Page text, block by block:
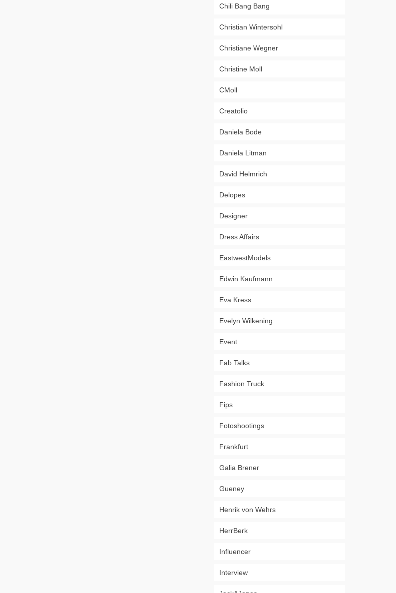
Chili Bang Bang
Christian Wintersohl
Christiane Wegner
Christine Moll
CMoll
Creatolio
Daniela Bode
Daniela Litman
David Helmrich
Delopes
Designer
Dress Affairs
EastwestModels
Edwin Kaufmann
Eva Kress
Evelyn Wilkening
Event
Fab Talks
Fashion Truck
Fips
Fotoshootings
Frankfurt
Galia Brener
Gueney
Henrik von Wehrs
HerrBerk
Influencer
Interview